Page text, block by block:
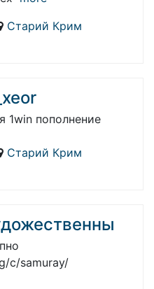
Старий Крим
1win пополнение
Старий Крим
c/samuray/